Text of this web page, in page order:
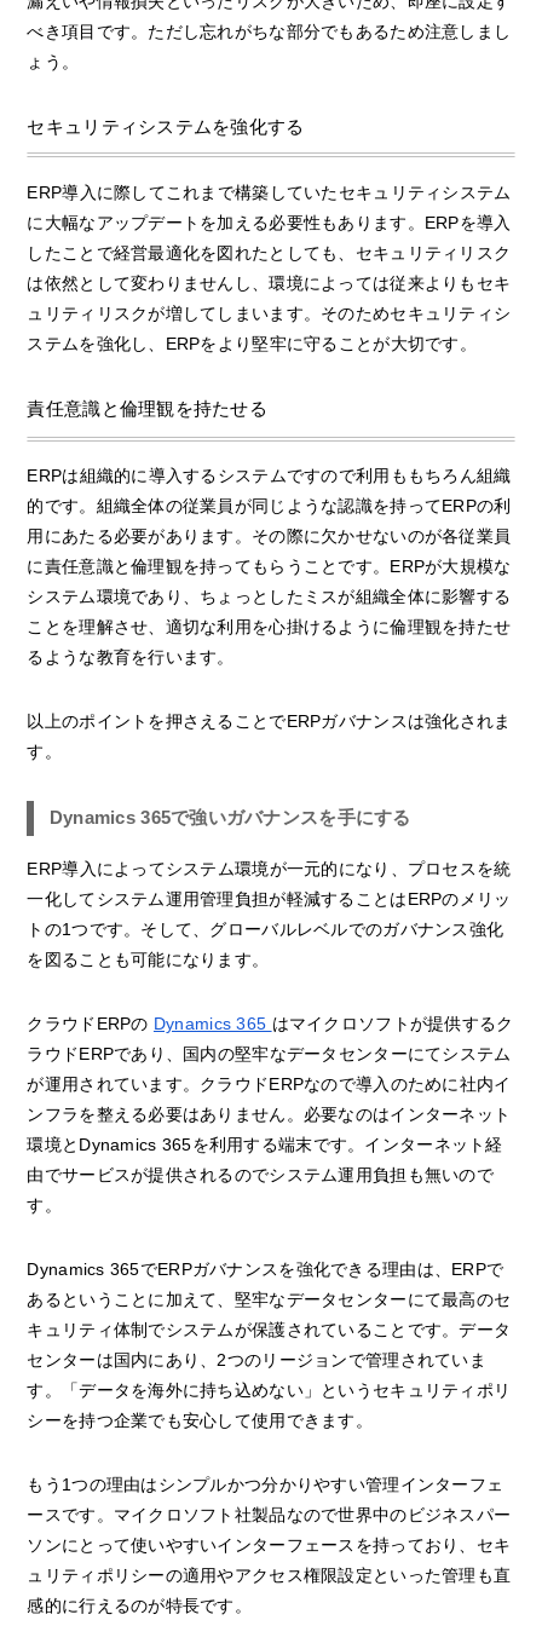
べき項目です。ただし忘れがちな部分でもあるため注意しまし
ょう。
セキュリティシステムを強化する
ERP導入に際してこれまで構築していたセキュリティシステム
に大幅なアップデートを加える必要性もあります。ERPを導入
したことで経営最適化を図れたとしても、セキュリティリスク
は依然として変わりませんし、環境によっては従来よりもセキ
ュリティリスクが増してしまいます。そのためセキュリティシ
ステムを強化し、ERPをより堅牢に守ることが大切です。
責任意識と倫理観を持たせる
ERPは組織的に導入するシステムですので利用ももちろん組織
的です。組織全体の従業員が同じような認識を持ってERPの利
用にあたる必要があります。その際に欠かせないのが各従業員
に責任意識と倫理観を持ってもらうことです。ERPが大規模な
システム環境であり、ちょっとしたミスが組織全体に影響する
ことを理解させ、適切な利用を心掛けるように倫理観を持たせ
るような教育を行います。
以上のポイントを押さえることでERPガバナンスは強化されま
す。
Dynamics 365で強いガバナンスを手にする
ERP導入によってシステム環境が一元的になり、プロセスを統
一化してシステム運用管理負担が軽減することはERPのメリッ
トの1つです。そして、グローバルレベルでのガバナンス強化
を図ることも可能になります。
クラウドERPの Dynamics 365 はマイクロソフトが提供するク
ラウドERPであり、国内の堅牢なデータセンターにてシステム
が運用されています。クラウドERPなので導入のために社内イ
ンフラを整える必要はありません。必要なのはインターネット
環境とDynamics 365を利用する端末です。インターネット経
由でサービスが提供されるのでシステム運用負担も無いので
す。
Dynamics 365でERPガバナンスを強化できる理由は、ERPで
あるということに加えて、堅牢なデータセンターにて最高のセ
キュリティ体制でシステムが保護されていることです。データ
センターは国内にあり、2つのリージョンで管理されていま
す。「データを海外に持ち込めない」というセキュリティポリ
シーを持つ企業でも安心して使用できます。
もう1つの理由はシンプルかつ分かりやすい管理インターフェ
ースです。マイクロソフト社製品なので世界中のビジネスパー
ソンにとって使いやすいインターフェースを持っており、セキ
ュリティポリシーの適用やアクセス権限設定といった管理も直
感的に行えるのが特長です。